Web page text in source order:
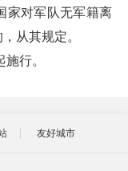
家对军队无军籍离
从其规定。
行。
友好城市